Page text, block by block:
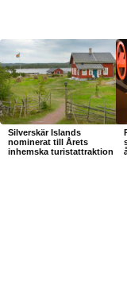
Silverskär Islands
nominerat till Årets
inhemska turistattraktion